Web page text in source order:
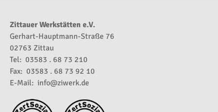
Zittauer Werkstätten e.V.
Gerhart-Hauptmann-Straße 76
02763 Zittau
Tel: 03583 . 68 73 210
Fax: 03583 . 68 73 92 10
E-Mail: info@ziwerk.de